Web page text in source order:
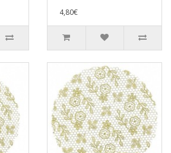
4,80€